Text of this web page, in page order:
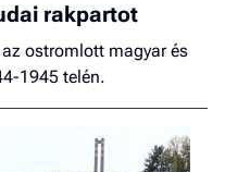
rakpartot
ostromlott magyar és
1945 telén.